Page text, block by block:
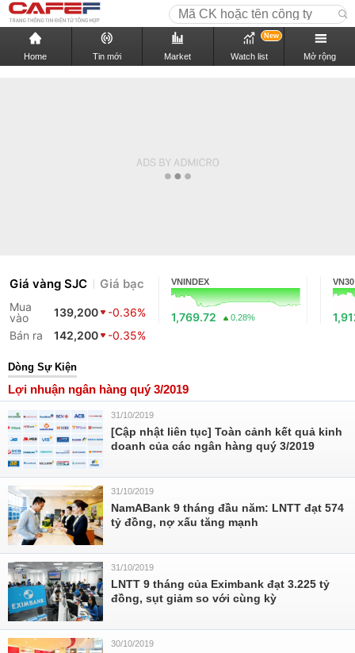
Home Tin mới Market Watch list
New
Mở rộng
Giá vàng SJC Giá bạc
Mua
vào
139,200
-0.36%
Bán ra
142,200 -0.35%
VNINDEX
1,769.72 0.28%
VN30
Dòng Sự Kiện
Lợi nhuận ngân hàng quý 3/2019
31/10/2019
[Cập nhật liên tục] Toàn cảnh kết quả kinh
doanh của các ngân hàng quý 3/2019
31/10/2019
NamABank 9 tháng đầu năm: LNTT đạt 574
tỷ đồng, nợ xấu tăng mạnh
31/10/2019
LNTT 9 tháng của Eximbank đạt 3.225 tỷ
đồng, sụt giảm so với cùng kỳ
30/10/2019